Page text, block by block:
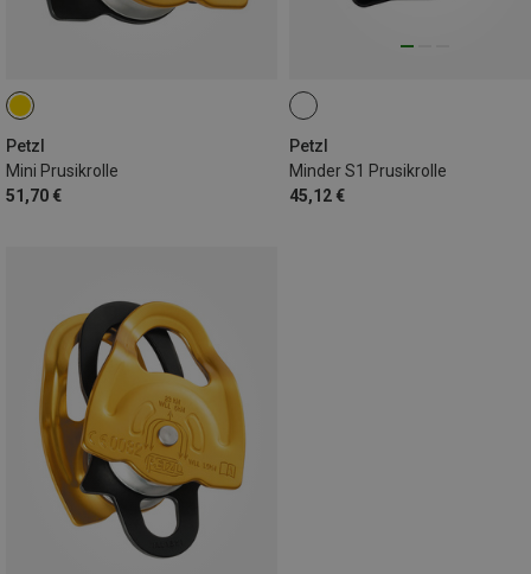
Petzl
Mini Prusikrolle
51,70 €
Petzl
Minder S1 Prusikrolle
45,12 €